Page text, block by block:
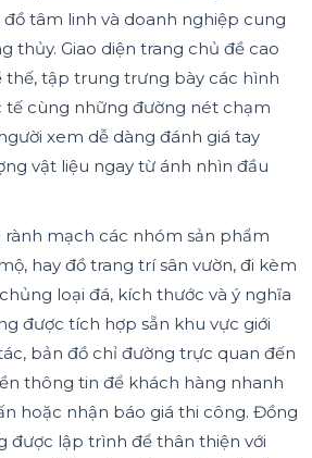
đồ tâm linh và doanh nghiệp cung
thủy. Giao diện trang chủ đề cao
thế, tập trung trưng bày các hình
cùng những đường nét chạm
xem dễ dàng đánh giá tay
vật liệu ngay từ ánh nhìn đầu
mạch các nhóm sản phẩm
hay đồ trang trí sân vườn, đi kèm
loại đá, kích thước và ý nghĩa
được tích hợp sẵn khu vực giới
bản đồ chỉ đường trực quan đến
thông tin để khách hàng nhanh
hoặc nhận báo giá thi công. Đồng
được lập trình để thân thiện với